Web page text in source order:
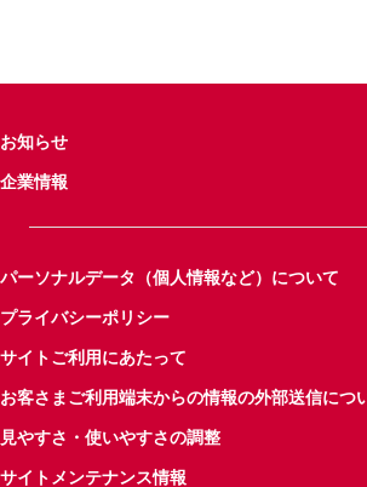
お知らせ
企業情報
パーソナルデータ（個人情報など）について
プライバシーポリシー
サイトご利用にあたって
お客さまご利用端末からの情報の外部送信につ
見やすさ・使いやすさの調整
サイトメンテナンス情報